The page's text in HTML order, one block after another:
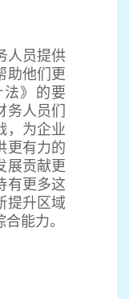
人员提供
助他们更
》的要
人员们
，为企业
更有力的
展贡献更
有更多这
提升区域
能力。